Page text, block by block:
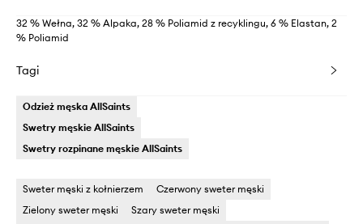
32 % Wełna, 32 % Alpaka, 28 % Poliamid z recyklingu, 6 % Elastan, 2
% Poliamid
Tagi
Odzież męska AllSaints
Swetry męskie AllSaints
Swetry rozpinane męskie AllSaints
Sweter męski z kołnierzem
Czerwony sweter męski
Zielony sweter męski
Szary sweter męski